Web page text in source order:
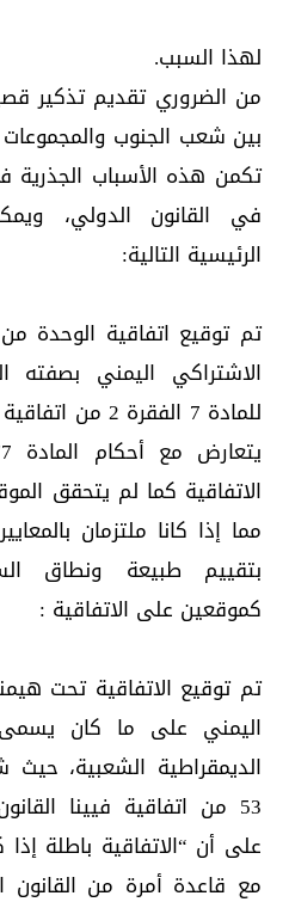
لهذا السبب.
من الضروري تقديم تذكير
بين شعب الجنوب
تكمن هذه الأسباب الجذرية
في القانون الدولي،
الرئيسية التالية:
تم توقيع اتفاقية الوحدة
الاشتراكي اليمني بصفته
الاتفاقية كما لم يتحقق
مما إذا كانا ملتزمان
بتقييم طبيعة ونطاق
كموقعين على الاتفاقية :
تم توقيع الاتفاقية تحت
اليمني على ما كان
الديمقراطية الشعبية،
53 من اتفاقية فيينا
على أن “الاتفاقية باطلة
مع قاعدة أمرة من القانون